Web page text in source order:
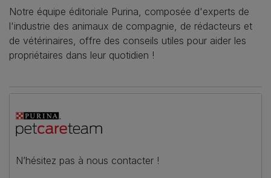
Notre équipe éditoriale Purina, composée d'experts de
l'industrie des animaux de compagnie, de rédacteurs et
de vétérinaires, offre des conseils utiles pour aider les
propriétaires dans leur quotidien !
N’hésitez pas à nous contacter !